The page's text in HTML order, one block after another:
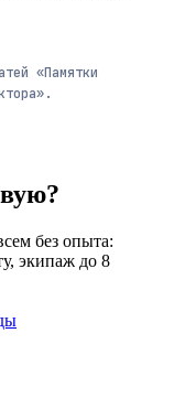
«Памятки
без опыта:
экипаж до 8